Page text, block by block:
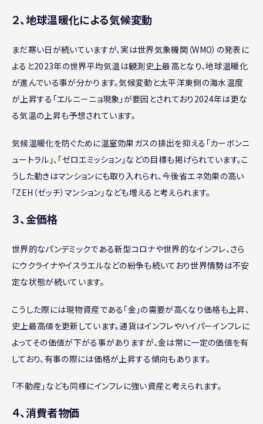
２、地球温暖化による気候変動
まだ寒い日が続いていますが、実は世界気象機関（WMO）の発表に
よると2023年の世界平均気温は観測史上最高となり、地球温暖化
が進んでいる事が分かります。気候変動と太平洋東側の海水温度
が上昇する「エルニーニョ現象」が要因とされており2024年は更な
る気温の上昇も予想されています。
気候温暖化を防ぐために温室効果ガスの排出を抑える「カーボンニ
ュートラル」、「ゼロエミッション」などの目標も掲げられています。こ
うした動きはマンションにも取り入れられ、今後省エネ効果の高い
「ZEH（ゼッチ）マンション」なども増えると考えられます。
３、金価格
世界的なパンデミックである新型コロナや世界的なインフレ、さら
にウクライナやイスラエルなどの紛争も続いており世界情勢は不安
定な状態が続いています。
こうした際には現物資産である「金」の需要が高くなり価格も上昇、
史上最高値を更新しています。通貨はインフレやハイパーインフレに
よってその価値が下がる事がありますが、金は常に一定の価値を有
しており、有事の際には価格が上昇する傾向もあります。
「不動産」なども同様にインフレに強い資産と考えられます。
４、消費者物価